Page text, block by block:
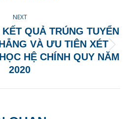
NEXT
Next
post:
QUẢ TRÚNG TUYỂN
VÀ ƯU TIÊN XÉT
HỆ CHÍNH QUY NĂM
2020